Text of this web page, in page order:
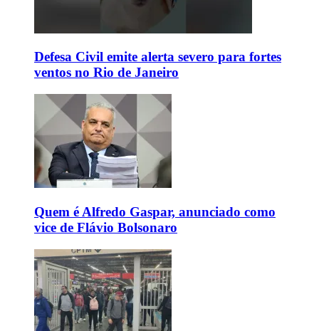
Defesa Civil emite alerta severo para fortes
ventos no Rio de Janeiro
Quem é Alfredo Gaspar, anunciado como
vice de Flávio Bolsonaro